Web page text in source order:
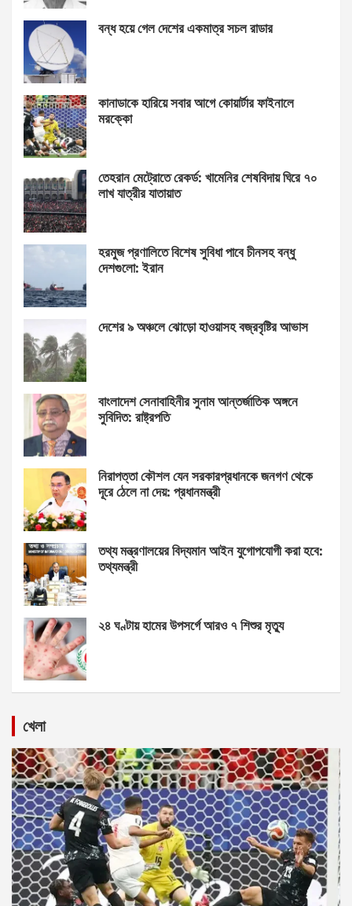
বন্ধ হয়ে গেল দেশের একমাত্র সচল রাডার
কানাডাকে হারিয়ে সবার আগে কোয়ার্টার ফাইনালে
মরক্কো
তেহরান মেট্রোতে রেকর্ড: খামেনির শেষবিদায় ঘিরে ৭০
লাখ যাত্রীর যাতায়াত
হরমুজ প্রণালিতে বিশেষ সুবিধা পাবে চীনসহ বন্ধু
দেশগুলো: ইরান
দেশের ৯ অঞ্চলে ঝোড়ো হাওয়াসহ বজ্রবৃষ্টির আভাস
বাংলাদেশ সেনাবাহিনীর সুনাম আন্তর্জাতিক অঙ্গনে
সুবিদিত: রাষ্ট্রপতি
নিরাপত্তা কৌশল যেন সরকারপ্রধানকে জনগণ থেকে
দূরে ঠেলে না দেয়: প্রধানমন্ত্রী
তথ্য মন্ত্রণালয়ের বিদ্যমান আইন যুগোপযোগী করা হবে:
তথ্যমন্ত্রী
২৪ ঘণ্টায় হামের উপসর্গে আরও ৭ শিশুর মৃত্যু
খেলা